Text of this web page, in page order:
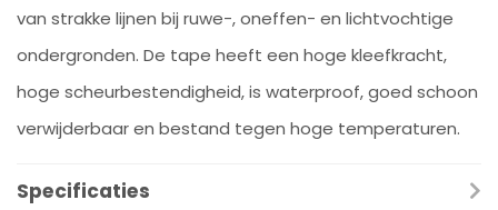
van strakke lijnen bij ruwe-, oneffen- en lichtvochtige
ondergronden. De tape heeft een hoge kleefkracht,
hoge scheurbestendigheid, is waterproof, goed schoon
verwijderbaar en bestand tegen hoge temperaturen.
Specificaties